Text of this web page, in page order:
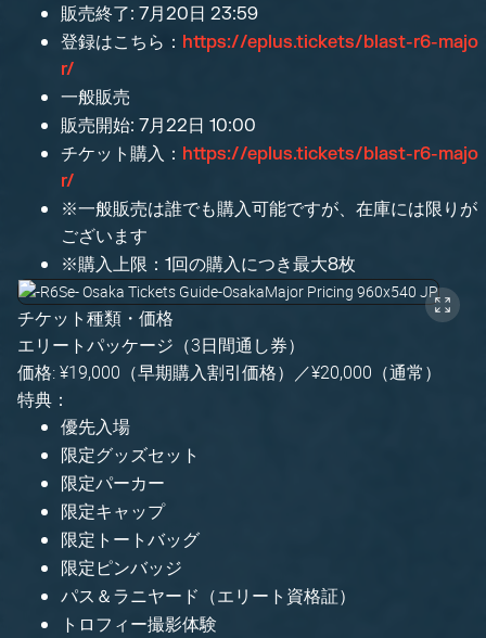
販売終了: 7月20日 23:59
登録はこちら： https://eplus.tickets/blast-r6-majo
r/
一般販売
販売開始: 7月22日 10:00
チケット購入： https://eplus.tickets/blast-r6-majo
r/
※一般販売は誰でも購入可能ですが、在庫には限りが
ございます
※購入上限：1回の購入につき最大8枚
チケット種類・価格
エリートパッケージ（3日間通し券）
価格: ¥19,000（早期購入割引価格）／¥20,000（通常）
特典：
優先入場
限定グッズセット
限定パーカー
限定キャップ
限定トートバッグ
限定ピンバッジ
パス＆ラニヤード（エリート資格証）
トロフィー撮影体験